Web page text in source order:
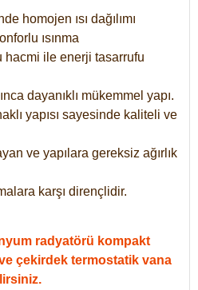
homojen ısı dağılımı
ısınma
ile enerji tasarrufu
dayanıklı mükemmel yapı.
yapısı sayesinde kaliteli ve
ve yapılara gereksiz ağırlık
karşı dirençlidir.
radyatörü kompakt
çekirdek termostatik vana